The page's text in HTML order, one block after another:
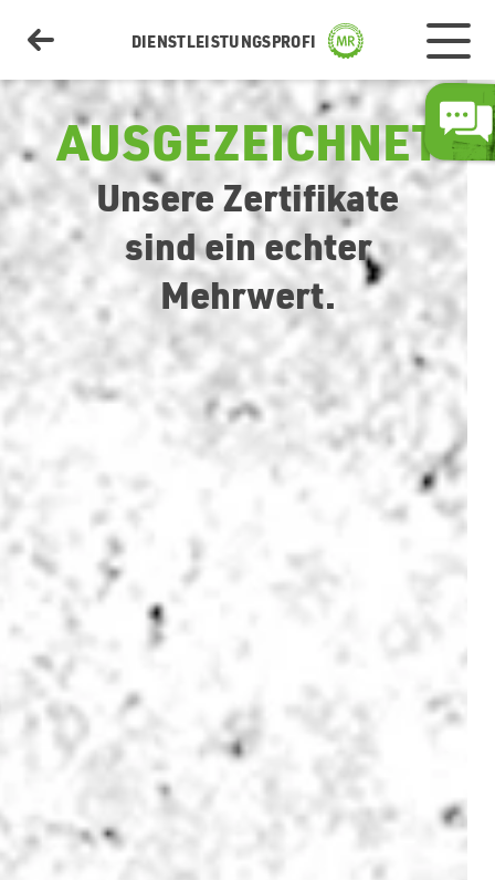
DIENSTLEISTUNGSPROFI
Dienstleistungen
Deine Vorteile
Über uns
Anfrage
Preisfaktoren
Team & Karriere
Kontakt
Wetter
AUSGEZEICHNET
Unsere Zertifikate
sind ein echter
Mehrwert.